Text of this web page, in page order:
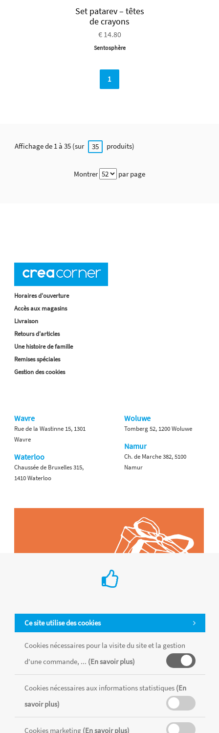
Set patarev – têtes
de crayons
€ 14.80
Sentosphère
1
Affichage de 1 à 35 (sur 35 produits)
Montrer par page
Ce site utilise des cookies
Cookies nécessaires pour la visite du site et la gestion
d'une commande, ... (En savoir plus)
Cookies nécessaires aux informations statistiques (En
savoir plus)
Cookies marketing (En savoir plus)
Horaires d'ouverture
Accès aux magasins
Livraison
Retours d'articles
Une histoire de famille
Remises spéciales
Gestion des cookies
Wavre
Rue de la Wastinne 15, 1301
Wavre
Waterloo
Chaussée de Bruxelles 315,
1410 Waterloo
Woluwe
Tomberg 52, 1200 Woluwe
Namur
Ch. de Marche 382, 5100
Namur
Tous les produits sont vendus dans la limite des stocks disponibles de
RÉALISÉ AVEC MERCATOR